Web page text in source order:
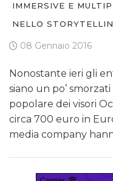
IMMERSIVE E
NELLO
08 Gennaio 2016
Nonostante ieri gli
siano un po’
popolare dei visori
circa 700 euro in
media company